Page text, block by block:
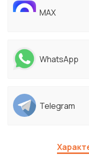
MAX
WhatsApp
Telegram